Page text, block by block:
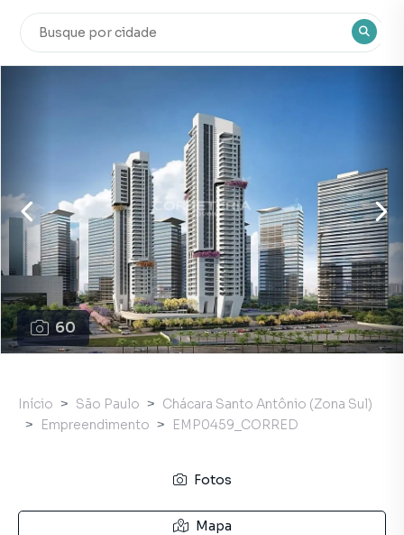
60
Início São Paulo
Chácara Santo Antônio (Zona Sul)
Empreendimento
EMP0459_CORRED
Fotos
Mapa